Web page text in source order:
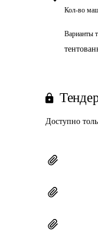
Кол-во
Варианты
Доступно